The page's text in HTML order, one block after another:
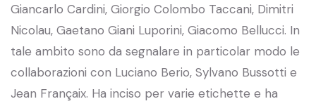
Giancarlo Cardini, Giorgio Colombo Taccani, Dimitri
Nicolau, Gaetano Giani Luporini, Giacomo Bellucci. In
tale ambito sono da segnalare in particolar modo le
collaborazioni con Luciano Berio, Sylvano Bussotti e
Jean Françaix. Ha inciso per varie etichette e ha